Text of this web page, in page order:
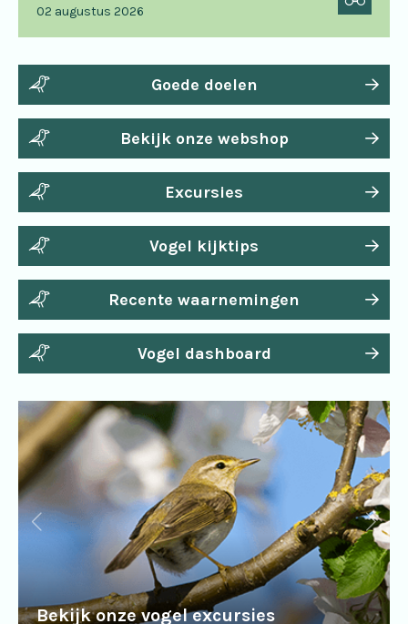
02 augustus 2026
Goede doelen
Bekijk onze webshop
Excursies
Vogel kijktips
Recente waarnemingen
Vogel dashboard
Bekijk onze vogel excursies